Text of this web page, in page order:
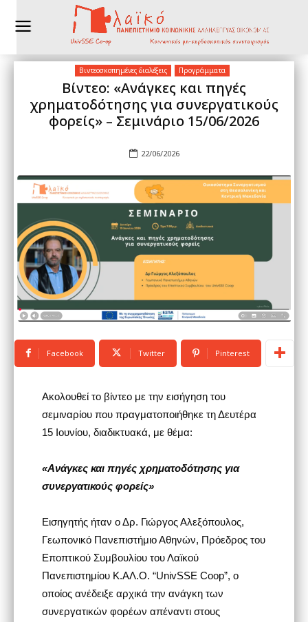
Βιντεοσκοπημένες διαλέξεις Προγράμματα
Βίντεο: «Ανάγκες και πηγές
χρηματοδότησης για συνεργατικούς
φορείς» – Σεμινάριο 15/06/2026
22/06/2026
Facebook Twitter Pinterest
Ακολουθεί το βίντεο με την εισήγηση του
σεμιναρίου που πραγματοποιήθηκε τη Δευτέρα
15 Ιουνίου, διαδικτυακά, με θέμα:
«Ανάγκες και πηγές χρηματοδότησης για
συνεργατικούς φορείς»
Εισηγητής ήταν ο Δρ. Γιώργος Αλεξόπουλος,
Γεωπονικό Πανεπιστήμιο Αθηνών, Πρόεδρος του
Εποπτικού Συμβουλίου του Λαϊκού
Πανεπιστημίου Κ.ΑΛ.Ο. “UnivSSE Coop”, ο
οποίος ανέδειξε αρχικά την ανάγκη των
συνεργατικών φορέων απέναντι στους